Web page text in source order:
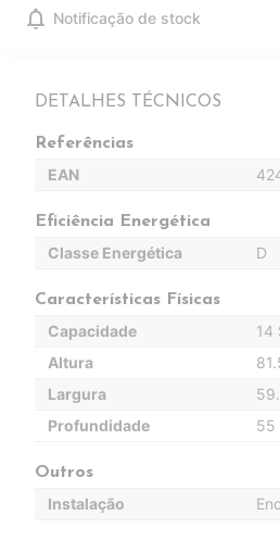
notifications Notificação de stock
DETALHES TÉCNICOS
Referências
EAN
Eficiência Energética
Classe Energética D
Características Físicas
Capacidade
14
Altura
Largura
Profundidade
55
Outros
Instalação